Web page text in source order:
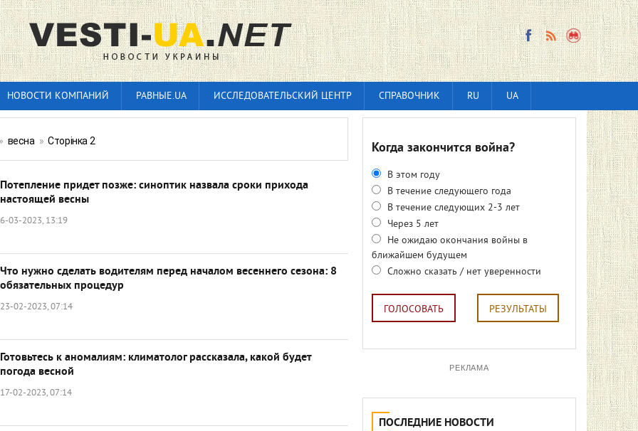
НОВОСТИ КОМПАНИЙ РАВНЫЕ.UA ИССЛЕДОВАТЕЛЬСКИЙ ЦЕНТР СПРАВОЧНИК RU UA
весна » Сторінка 2
Потепление придет позже: синоптик назвала сроки прихода
настоящей весны
6-03-2023, 13:19
Что нужно сделать водителям перед началом весеннего сезона: 8
обязательных процедур
23-02-2023, 07:14
Готовьтесь к аномалиям: климатолог рассказала, какой будет
погода весной
17-02-2023, 07:14
Когда закончится война?
В этом году
В течение следующего года
В течение следующих 2-3 лет
Через 5 лет
Не ожидаю окончания войны в
ближайшем будущем
Сложно сказать / нет уверенности
ГОЛОСОВАТЬ РЕЗУЛЬТАТЫ
РЕКЛАМА
ПОСЛЕДНИЕ НОВОСТИ